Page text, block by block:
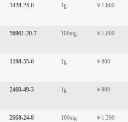
3428-24-8 1g ￥1,600
56961-20-7 100mg ￥1,000
1198-55-6 1g ￥800
2460-49-3 1g ￥800
2668-24-8 100mg ￥1,200